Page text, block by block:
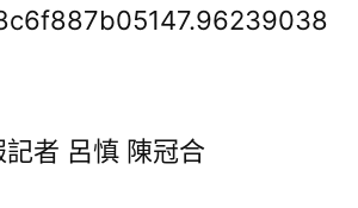
中
者 呂慎 陳冠合